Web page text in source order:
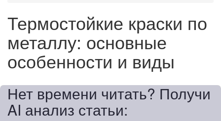
Термостойкие краски по
металлу: основные
особенности и виды
Нет времени читать? Получи
AI анализ статьи: